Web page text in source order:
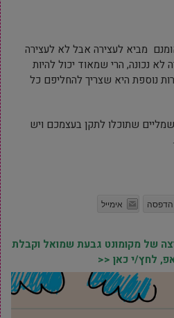
מביא לעצירה אבל לא לעצירה
נכונה, הרי שמאוד יכול להיות
נוספת היא שצריך להחליפם כל
שתוכלו לתקן בעצמכם ויש
הדפסה אימייל
של מקומונט גבעת שמואל וקבלת
לחץ/י כאן <<